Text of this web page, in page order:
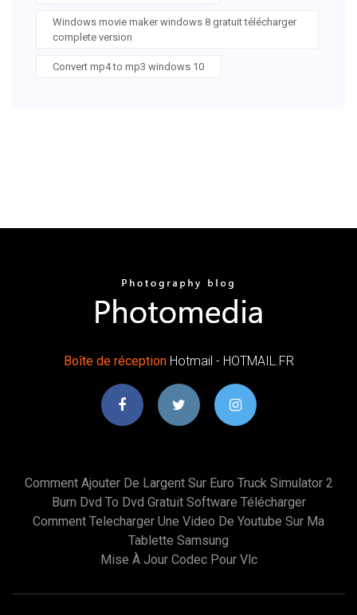
Windows movie maker windows 8 gratuit télécharger
complete version
Convert mp4 to mp3 windows 10
Boîte de réceptionHotmail - HOTMAIL.FR
Comment Ajouter De Largent Sur Euro Truck Simulator 2
Burn Dvd To Dvd Gratuit Software Télécharger
Comment Telecharger Une Video De Youtube Sur Ma
Tablette Samsung
Mise À Jour Codec Pour Vlc